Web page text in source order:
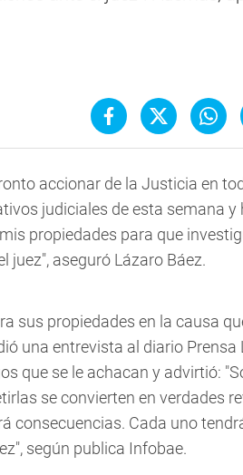
accionar de la Justicia en
judiciales de esta semana y
propiedades para que
juez", aseguró Lázaro Báez.
sus propiedades en la causa
una entrevista al diario Prensa
que se le achacan y advirtió:
se convierten en verdades
consecuencias. Cada uno
según publica Infobae.